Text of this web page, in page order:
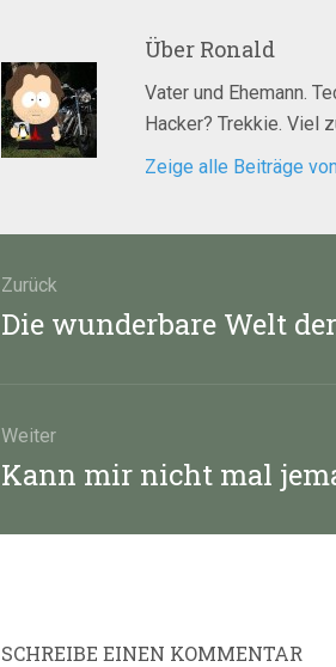
Über Ronald
Vater und Ehemann.
Hacker? Trekkie. Viel
Zeige alle Beiträge
Zurück
Vorheriger
Die wunderbare Welt
Weiter
Nächster
Kann mir nicht mal
SCHREIBE EINEN KOMMENTAR